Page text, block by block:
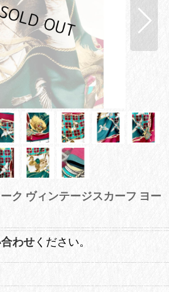
ク ヴィンテージスカーフ ヨー
わせ ください。